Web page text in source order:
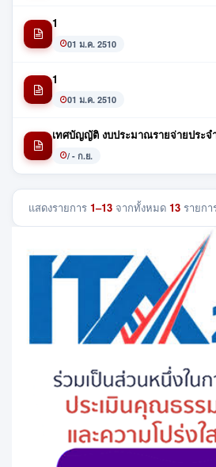
1
01 ม.ค. 2510
1
01 ม.ค. 2510
เทศบัญญัติ งบประมาณรายจ่ายประ
/ - ก.ย.
แสดงรายการ 1–13 จากทั้งหมด 13 รายกา